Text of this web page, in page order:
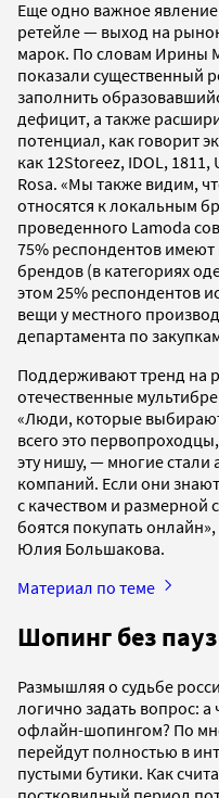
Еще одно важное
ретейле — выход на
марок. По словам Ирины
показали существенный
заполнить
дефицит, а также
потенциал, как говорит
как 12Storeez, IDOL,
Rosa. «Мы также видим,
относятся к локальным
проведенного Lamoda
75% респондентов
брендов (в категориях
этом 25% респондентов
вещи у местного
департамента по
Поддерживают тренд на
отечественные
«Люди, которые
всего это
эту нишу, — многие стали
компаний. Если они
с качеством и размерной
боятся покупать
Юлия Большакова.
Материал по теме
Шопинг без пауз
Размышляя о судьбе
логично задать вопрос: а
офлайн-шопингом? По
перейдут полностью в
пустыми бутики. Как